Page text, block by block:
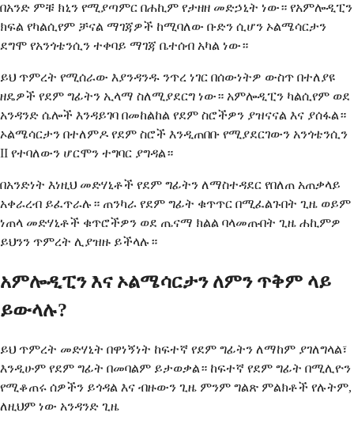
በአንድ ምቹ ክኒን የሚያጣምር በሐኪም የታዘዘ መድኃኒት ነው። የአምሎዲፒን
ክፍል የካልሲየም ቻናል ማገጃዎች ከሚባለው ቡድን ሲሆን ኦልሜሳርታን
ደግሞ የአንጎቴንሲን ተቀባይ ማገጃ ቤተሰብ አካል ነው።
ይህ ጥምረት የሚሰራው እያንዳንዱ ንጥረ ነገር በሰውነትዎ ውስጥ በተለያዩ
ዘዴዎች የደም ግፊትን ኢላማ ስለሚያደርግ ነው። አምሎዲፒን ካልሲየም ወደ
አንዳንድ ሴሎች እንዳይገባ በመከልከል የደም ስሮችዎን ያዝናናል እና ያሰፋል።
ኦልሜሳርታን በተለምዶ የደም ስሮች እንዲጠበቡ የሚያደርገውን አንጎቴንሲን
II የተባለውን ሆርሞን ተግባር ያግዳል።
በአንድነት እነዚህ መድሃኒቶች የደም ግፊትን ለማስተዳደር የበለጠ አጠቃላይ
አቀራረብ ይፈጥራሉ። ጠንካራ የደም ግፊት ቁጥጥር በሚፈልጉበት ጊዜ ወይም
ነጠላ መድሃኒቶች ቁጥሮችዎን ወደ ጤናማ ክልል ባላመጡበት ጊዜ ሐኪምዎ
ይህንን ጥምረት ሊያዝዙ ይችላሉ።
አምሎዲፒን እና ኦልሜሳርታን ለምን ጥቅም ላይ
ይውላሉ?
ይህ ጥምረት መድሃኒት በዋነኝነት ከፍተኛ የደም ግፊትን ለማከም ያገለግላል፣
እንዲሁም የደም ግፊት በመባልም ይታወቃል። ከፍተኛ የደም ግፊት በሚሊዮን
የሚቆጠሩ ሰዎችን ይጎዳል እና ብዙውን ጊዜ ምንም ግልጽ ምልክቶች የሉትም,
ለዚህም ነው አንዳንድ ጊዜ